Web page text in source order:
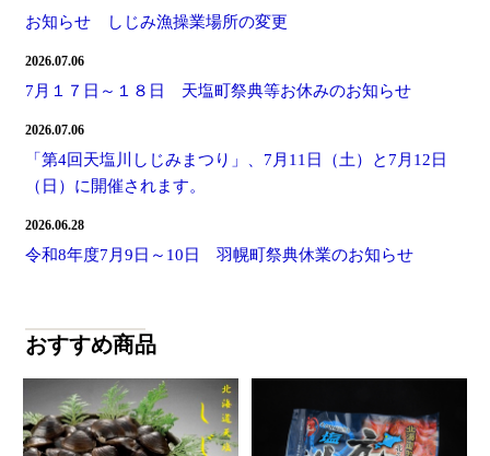
お知らせ しじみ漁操業場所の変更
2026.07.06
7月１７日～１８日 天塩町祭典等お休みのお知らせ
2026.07.06
「第4回天塩川しじみまつり」、7月11日（土）と7月12日
（日）に開催されます。
2026.06.28
令和8年度7月9日～10日 羽幌町祭典休業のお知らせ
おすすめ商品